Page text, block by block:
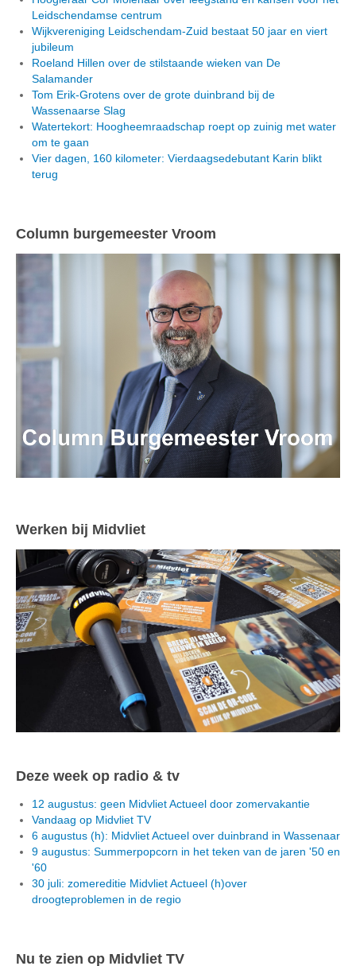
Leidschendamse centrum
Wijkvereniging Leidschendam-Zuid bestaat 50 jaar en viert
jubileum
Roeland Hillen over de stilstaande wieken van De
Salamander
Tom Erik-Grotens over de grote duinbrand bij de
Wassenaarse Slag
Watertekort: Hoogheemraadschap roept op zuinig met water
om te gaan
Vier dagen, 160 kilometer: Vierdaagsedebutant Karin blikt
terug
Column burgemeester Vroom
Werken bij Midvliet
Deze week op radio & tv
12 augustus: geen Midvliet Actueel door zomervakantie
Vandaag op Midvliet TV
6 augustus (h): Midvliet Actueel over duinbrand in Wassenaar
9 augustus: Summerpopcorn in het teken van de jaren '50 en
'60
30 juli: zomereditie Midvliet Actueel (h)over
droogteproblemen in de regio
Nu te zien op Midvliet TV